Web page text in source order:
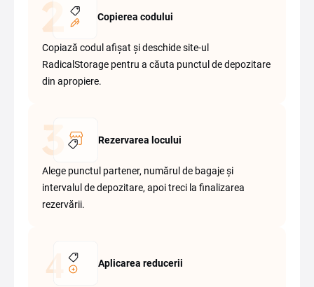
Copierea codului
Copiază codul afișat și deschide site-ul
RadicalStorage pentru a căuta punctul de depozitare
din apropiere.
Rezervarea locului
Alege punctul partener, numărul de bagaje și
intervalul de depozitare, apoi treci la finalizarea
rezervării.
Aplicarea reducerii